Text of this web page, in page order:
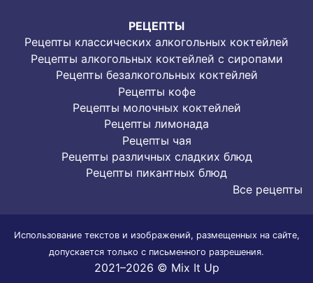
РЕЦЕПТЫ
Рецепты классических алкогольных коктейлей
Рецепты алкогольных коктейлей с сиропами
Рецепты безалкогольных коктейлей
Рецепты кофе
Рецепты молочных коктейлей
Рецепты лимонада
Рецепты чая
Рецепты различных сладких блюд
Рецепты пикантных блюд
Все рецепты
Использование текстов и изображений, размещенных на сайте,
допускается только с письменного разрешения.
2021–2026 © Mix It Up